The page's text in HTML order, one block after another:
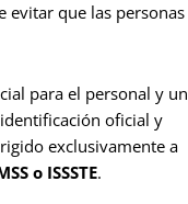
evitar que las personas
para el personal y un
oficial y
exclusivamente a
o ISSSTE.